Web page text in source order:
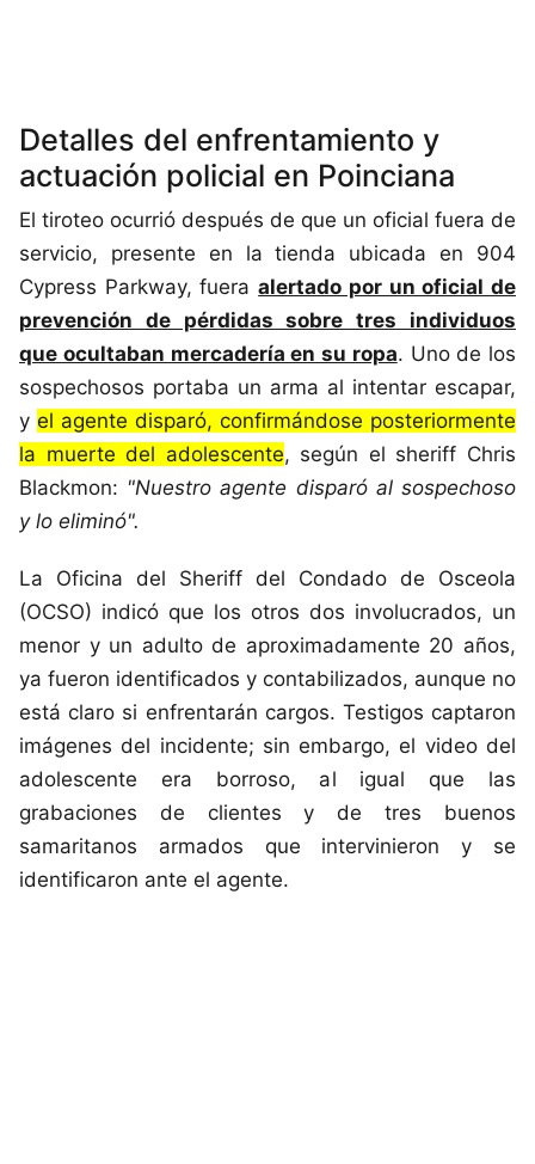
Detalles del enfrentamiento y
actuación policial en Poinciana
El tiroteo ocurrió después de que un oficial fuera de
servicio, presente en la tienda ubicada en 904
Cypress Parkway, fueraalertado por un oficial de
prevención de pérdidas sobre tres individuos
que ocultaban mercadería en su ropa. Uno de los
sospechosos portaba un arma al intentar escapar,
y el agente disparó, confirmándose posteriormente
la muerte del adolescente, según el sheriff Chris
Blackmon: "Nuestro agente disparó al sospechoso
y lo eliminó".
La Oficina del Sheriff del Condado de Osceola
(OCSO) indicó que los otros dos involucrados, un
menor y un adulto de aproximadamente 20 años,
ya fueron identificados y contabilizados, aunque no
está claro si enfrentarán cargos. Testigos captaron
imágenes del incidente; sin embargo, el video del
adolescente era borroso, al igual que las
grabaciones de clientes y de tres buenos
samaritanos armados que intervinieron y se
identificaron ante el agente.